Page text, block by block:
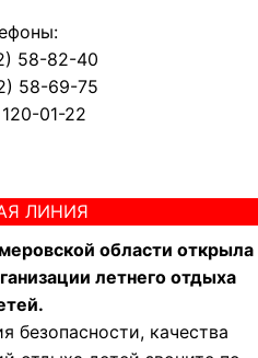
58-82-40
58-69-75
01-22
ЛИНИЯ
области открыла
летнего отдыха
безопасности, качества